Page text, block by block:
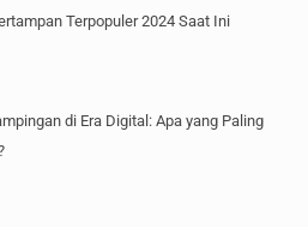
Terpopuler 2024 Saat Ini
di Era Digital: Apa yang Paling